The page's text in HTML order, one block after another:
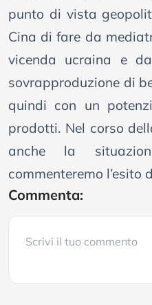
punto di vista
Cina di fare da
vicenda ucraina e
sovrapproduzione di
quindi con un
prodotti. Nel corso
anche la
commenteremo l’esito
Commenta: